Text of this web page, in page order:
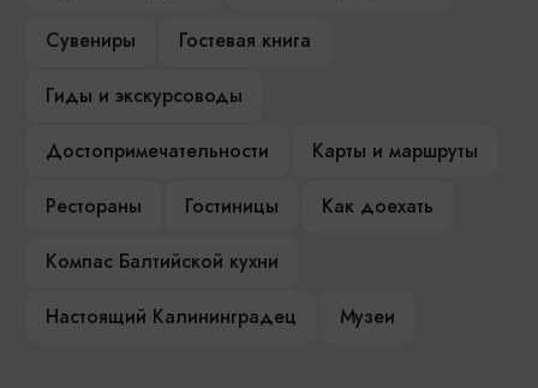
Сувениры
Гостевая книга
Гиды и экскурсоводы
Достопримечательности
Карты и маршруты
Рестораны
Гостиницы
Как доехать
Компас Балтийской кухни
Настоящий Калининградец
Музеи